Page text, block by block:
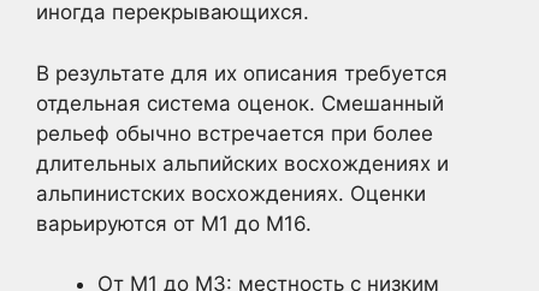
иногда перекрывающихся.
В результате для их описания требуется
отдельная система оценок. Смешанный
рельеф обычно встречается при более
длительных альпийских восхождениях и
альпинистских восхождениях. Оценки
варьируются от M1 до M16.
От M1 до M3: местность с низким